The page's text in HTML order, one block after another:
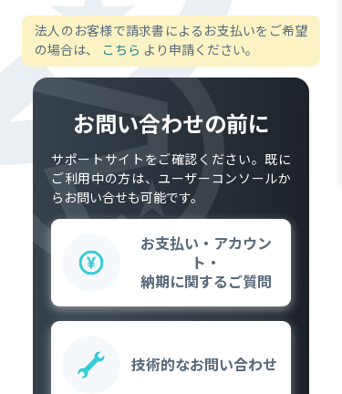
法人のお客様で請求書によるお支払いをご希望
の場合は、
こちら より申請ください。
お問い合わせの前に
サポートサイトをご確認ください。既に
ご利用中の方は、ユーザーコンソールか
らお問い合せも可能です。
お支払い・アカウン
ト・
納期に関するご質問
技術的なお問い合わせ